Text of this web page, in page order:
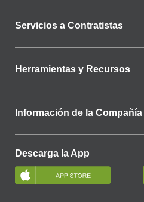
Servicios a Contratistas
Herramientas y Recursos
Información de la Compañía
Descarga la App